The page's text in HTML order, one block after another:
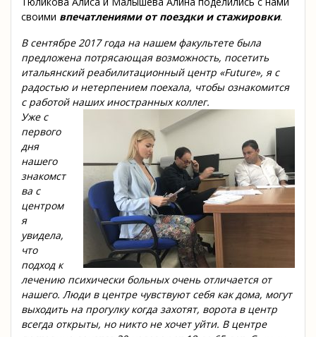
своими впечатлениями от поездки и стажировки.
В сентябре 2017 года на нашем факультете была
предложена потрясающая возможность, посетить
итальянский реабилитационный центр «Future», я с
радостью и нетерпением поехала, чтобы ознакомится
с работой наших иностранных коллег.
Уже с
первого
дня
нашего
знакомст
ва с
центром
я
увидела,
что
подход к
лечению психически больных очень отличается от
нашего. Люди в центре чувствуют себя как дома, могут
выходить на прогулку когда захотят, ворота в центр
всегда открыты, но никто не хочет уйти. В центре